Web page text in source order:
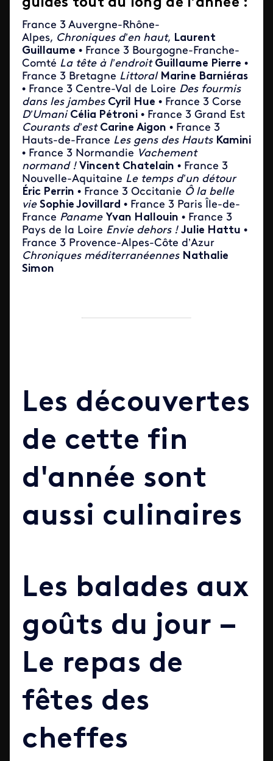
France 3 Auvergne-Rhône-
Alpes, Chroniques d’en haut, Laurent
Guillaume • France 3 Bourgogne-Franche-
Comté La tête à l’endroit Guillaume Pierre •
France 3 Bretagne Littoral Marine Barniéras
• France 3 Centre-Val de Loire Des fourmis
dans les jambes Cyril Hue • France 3 Corse
D’Umani Célia Pétroni • France 3 Grand Est
Courants d’est Carine Aigon • France 3
Hauts-de-France Les gens des Hauts Kamini
• France 3 Normandie Vachement
normand ! Vincent Chatelain • France 3
Nouvelle-Aquitaine Le temps d’un détour
Éric Perrin • France 3 Occitanie Ô la belle
vie Sophie Jovillard • France 3 Paris Île-de-
France Paname Yvan Hallouin • France 3
Pays de la Loire Envie dehors ! Julie Hattu •
France 3 Provence-Alpes-Côte d’Azur
Chroniques méditerranéennes Nathalie
Simon
Les découvertes
de cette fin
d'année sont
aussi culinaires
Les balades aux
goûts du jour –
Le repas de
fêtes des
cheffes